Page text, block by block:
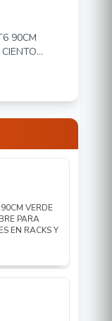
90CM
VERDE
PARA
EN RACKS Y